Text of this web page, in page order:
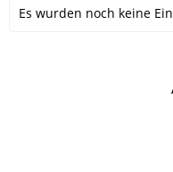
Es wurden noch keine